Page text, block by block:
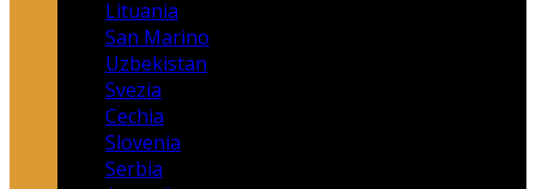
Lituania
San Marino
Uzbekistan
Svezia
Cechia
Slovenia
Serbia